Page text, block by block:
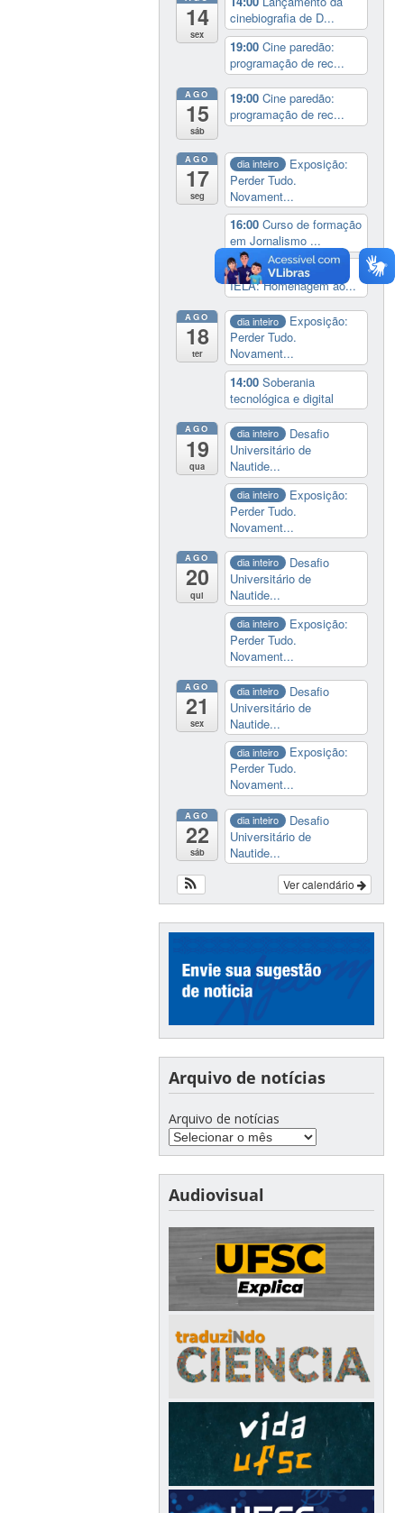
14
sex
cinebiografia de D...
19:00Cine paredão:
programação de rec...
AGO
15
sáb
19:00Cine paredão:
programação de rec...
AGO
17
seg
dia inteiro
Exposição:
Perder Tudo.
Novament...
16:00Curso de formação
em Jornalismo ...
19:00 Aula Magna do
IELA: Homenagem ao...
AGO
18
ter
dia inteiro
Exposição:
Perder Tudo.
Novament...
14:00Soberania
tecnológica e digital
AGO
19
qua
dia inteiro
Desafio
Universitário de
Nautide...
dia inteiro
Exposição:
Perder Tudo.
Novament...
AGO
20
qui
dia inteiro
Desafio
Universitário de
Nautide...
dia inteiro
Exposição:
Perder Tudo.
Novament...
AGO
21
sex
dia inteiro
Desafio
Universitário de
Nautide...
dia inteiro
Exposição:
Perder Tudo.
Novament...
AGO
22
sáb
dia inteiro
Desafio
Universitário de
Nautide...
Ver calendário
Arquivo de notícias
Arquivo de notícias
Audiovisual